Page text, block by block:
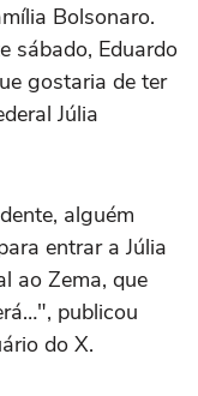
Bolsonaro.
sábado, Eduardo
gostaria de ter
Júlia
alguém
entrar a Júlia
ao Zema, que
publicou
do X.